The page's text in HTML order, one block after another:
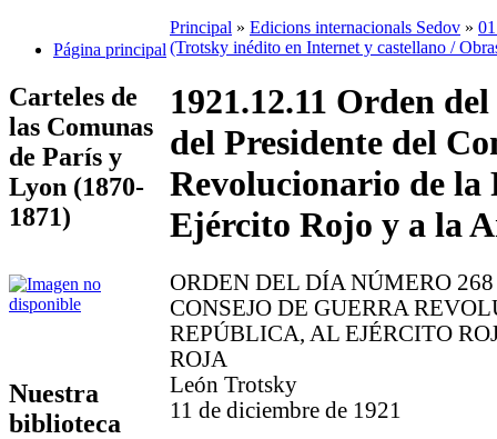
Página principal
Carteles de
las Comunas
de París y
Lyon (1870-
1871)
Nuestra
biblioteca
Principal » Edicions internacionals Sedov »
(Trotsky inédito en Internet y castellano /
1921.12.11 Orden
del Presidente del
Revolucionario de la
Ejército Rojo y a la
ORDEN DEL DÍA NÚMERO
CONSEJO DE GUERRA
REPÚBLICA, AL EJÉRCITO
ROJA
León Trotsky
11 de diciembre de 1921